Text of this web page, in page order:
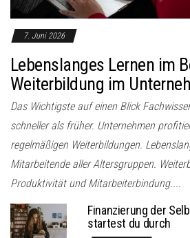
7. Juni 2026
Lebenslanges Lernen im
Weiterbildung im
Das Wichtigste auf einen Blick
schneller als früher. Unternehmen
regelmäßigen Weiterbildungen.
Mitarbeitende aller Altersgruppen.
Produktivität und Mitarbeiterbindung....
Finanzierung der
startest du durch